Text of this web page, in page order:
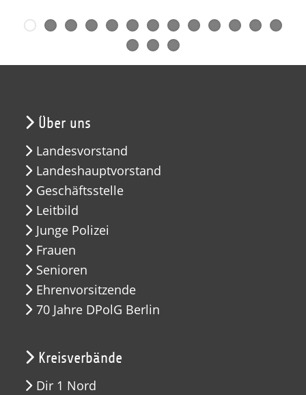
Über uns
Landesvorstand
Landeshauptvorstand
Geschäftsstelle
Leitbild
Junge Polizei
Frauen
Senioren
Ehrenvorsitzende
70 Jahre DPolG Berlin
Kreisverbände
Dir 1 Nord